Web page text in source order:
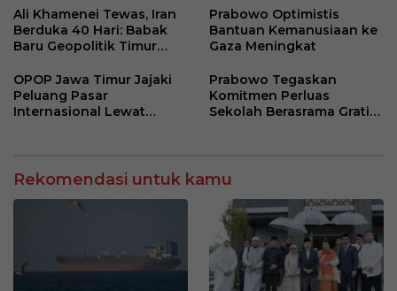
Vaksin Global
Rezim
Ali Khamenei Tewas, Iran
Berduka 40 Hari: Babak
Baru Geopolitik Timur
Prabowo Optimistis
Bantuan Kemanusiaan ke
Gaza Meningkat
OPOP Jawa Timur Jajaki
Peluang Pasar
Internasional Lewat
Prabowo Tegaskan
Komitmen Perluas
Sekolah Berasrama Gratis
Rekomendasi untuk kamu